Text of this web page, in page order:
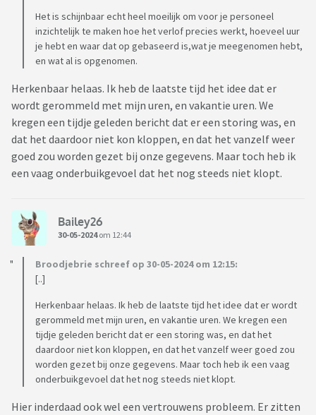
Het is schijnbaar echt heel moeilijk om voor je personeel
inzichtelijk te maken hoe het verlof precies werkt, hoeveel uur
je hebt en waar dat op gebaseerd is,wat je meegenomen hebt,
en wat al is opgenomen.
Herkenbaar helaas. Ik heb de laatste tijd het idee dat er
wordt gerommeld met mijn uren, en vakantie uren. We
kregen een tijdje geleden bericht dat er een storing was, en
dat het daardoor niet kon kloppen, en dat het vanzelf weer
goed zou worden gezet bij onze gegevens. Maar toch heb ik
een vaag onderbuikgevoel dat het nog steeds niet klopt.
Bailey26
30-05-2024om 12:44
Broodjebrie schreef op 30-05-2024 om 12:15:
[..]
Herkenbaar helaas. Ik heb de laatste tijd het idee dat er wordt
gerommeld met mijn uren, en vakantie uren. We kregen een
tijdje geleden bericht dat er een storing was, en dat het
daardoor niet kon kloppen, en dat het vanzelf weer goed zou
worden gezet bij onze gegevens. Maar toch heb ik een vaag
onderbuikgevoel dat het nog steeds niet klopt.
Hier inderdaad ook wel een vertrouwens probleem. Er zitten